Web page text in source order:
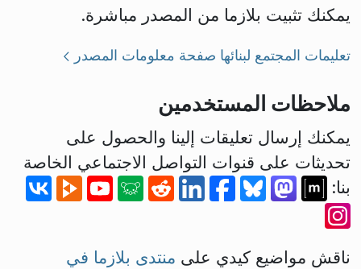
يمكنك تثبيت بلازما من المصدر مباشرة.
تعليمات المجتمع لبنائها صفحة معلومات المصدر
ملاحظات المستخدمين
يمكنك إرسال تعليقات إلينا والحصول على
تحديثات على قنوات التواصل الاجتماعي الخاصة
بنا:
ناقش مواضيع كيدي على منتدى بلازما في